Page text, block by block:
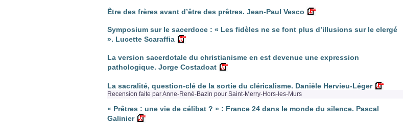
Être des frères avant d’être des prêtres. Jean-Paul Vesco
Symposium sur le sacerdoce : « Les fidèles ne se font plus d’illusions sur le clergé
». Lucette Scaraffia
La version sacerdotale du christianisme en est devenue une expression
pathologique. Jorge Costadoat
La sacralité, question-clé de la sortie du cléricalisme. Danièle Hervieu-Léger
Recension faite par Anne-René-Bazin pour Saint-Merry-Hors-les-Murs
« Prêtres : une vie de célibat ? » : France 24 dans le monde du silence. Pascal
Galinier